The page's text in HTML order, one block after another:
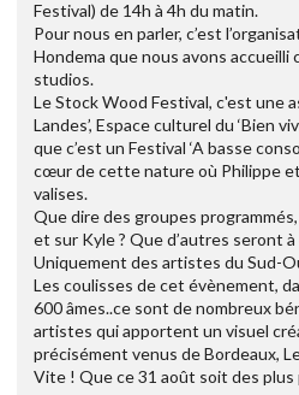
Festival) de 14h à 4h du matin.
Pour nous en parler, c’est
Hondema que nous avons accueilli
studios.
Le Stock Wood Festival, c'est une
Landes’, Espace culturel du ‘Bien
que c’est un Festival ‘A basse
cœur de cette nature où Philippe
valises.
Que dire des groupes
et sur Kyle ? Que d’autres seront
Uniquement des artistes du Sud-
Les coulisses de cet évènement,
600 âmes..ce sont de nombreux
artistes qui apportent un visuel
précisément venus de Bordeaux,
Vite ! Que ce 31 août soit des plus